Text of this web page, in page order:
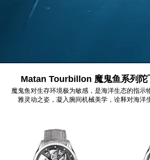
Matan Tourbillon 魔鬼鱼系列陀
魔鬼鱼对生存环境极为敏感，是海洋生态的指示
雅灵动之姿，凝入腕间机械美学，诠释对海洋